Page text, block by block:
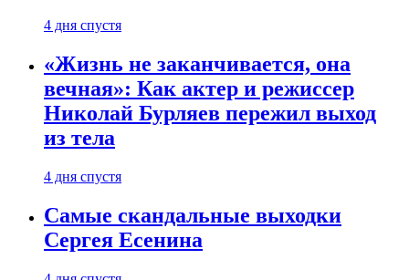
4 дня спустя
«Жизнь не заканчивается, она
вечная»: Как актер и режиссер
Николай Бурляев пережил выход
из тела
4 дня спустя
Самые скандальные выходки
Сергея Есенина